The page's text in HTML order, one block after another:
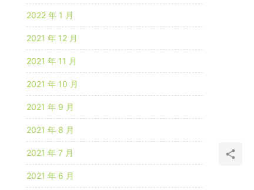
2022 年 1 月
2021 年 12 月
2021 年 11 月
2021 年 10 月
2021 年 9 月
2021 年 8 月
2021 年 7 月
2021 年 6 月